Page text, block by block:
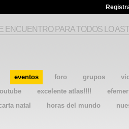
eventos foro grupos
excelente atlas!!!!
natal horas del mundo
ENCUENTRO PARA TODOS LO